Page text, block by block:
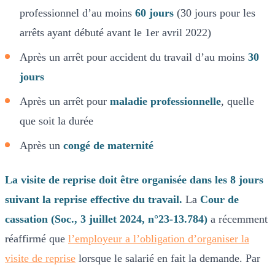
professionnel d’au moins 60 jours (30 jours pour les
arrêts ayant débuté avant le 1er avril 2022)
Après un arrêt pour accident du travail d’au moins 30
jours
Après un arrêt pour maladie professionnelle, quelle
que soit la durée
Après un congé de maternité
La visite de reprise doit être organisée dans les 8 jours
suivant la reprise effective du travail. La Cour de
cassation (Soc., 3 juillet 2024, n°23-13.784) a récemment
réaffirmé que l’employeur a l’obligation d’organiser la
visite de reprise lorsque le salarié en fait la demande. Par